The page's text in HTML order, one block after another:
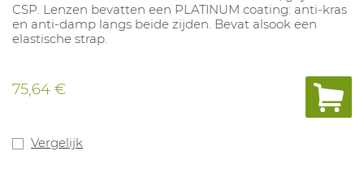
CSP. Lenzen bevatten een PLATINUM coating: anti-kras
en anti-damp langs beide zijden. Bevat alsook een
elastische strap.
75,64 €
Vergelijk